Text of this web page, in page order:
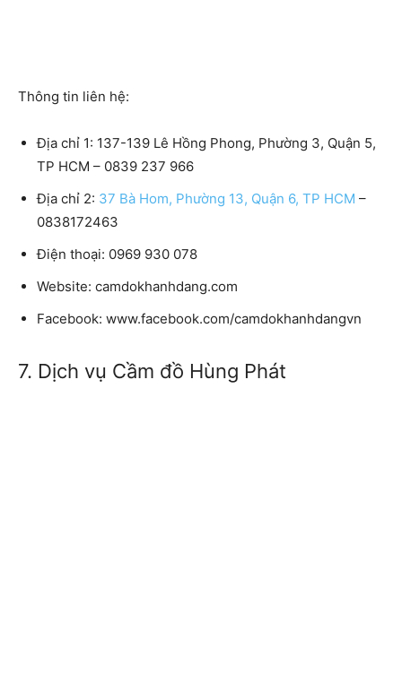
Thông tin liên hệ:
Địa chỉ 1: 137-139 Lê Hồng Phong, Phường 3, Quận 5,
TP HCM – 0839 237 966
Địa chỉ 2: 37 Bà Hom, Phường 13, Quận 6, TP HCM –
0838172463
Điện thoại: 0969 930 078
Website: camdokhanhdang.com
Facebook: www.facebook.com/camdokhanhdangvn
7. Dịch vụ Cầm đồ Hùng Phát